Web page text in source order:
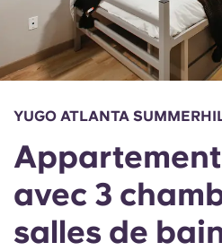
Compte
English
Chinese
Español
Sélectionnez un pays
Se connecter
Réservez
Portuguese
YUGO ATLANTA
avec 3
salles de